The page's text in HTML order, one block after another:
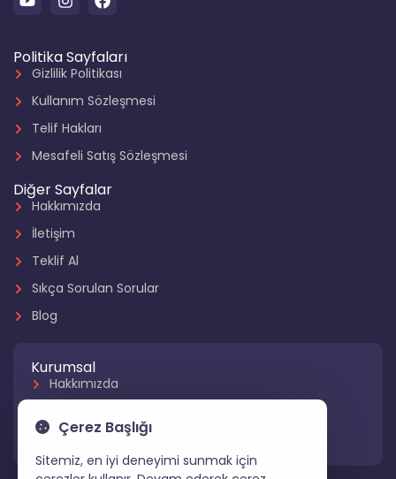
Politika Sayfaları
Gizlilik Politikası
Kullanım Sözleşmesi
Telif Hakları
Mesafeli Satış Sözleşmesi
Diğer Sayfalar
Hakkımızda
İletişim
Teklif Al
Sıkça Sorulan Sorular
Blog
Kurumsal
Hakkımızda
Hizmetlerimiz
Çerez Başlığı
Sitemiz, en iyi deneyimi sunmak için